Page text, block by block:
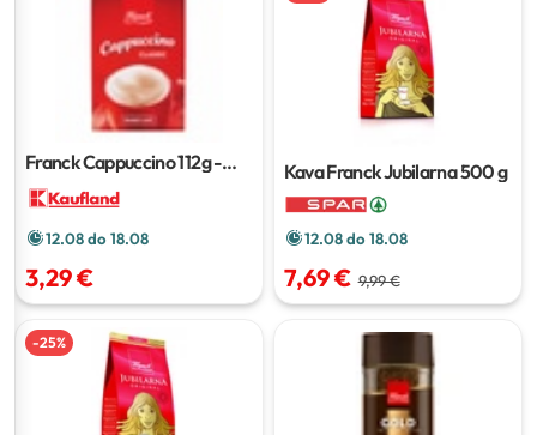
Franck Cappuccino112g -
12.08 do 18.08
3,29 €
Kava Franck Jubilarna500 g
12.08 do 18.08
7,69 € 9,99 €
-25%